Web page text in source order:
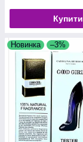
Купити
Новинка –3%